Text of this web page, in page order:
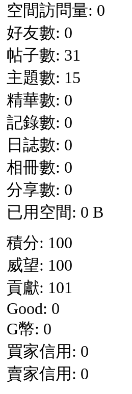
空間訪問量: 0
好友數: 0
帖子數: 31
主題數: 15
精華數: 0
記錄數: 0
日誌數: 0
相冊數: 0
分享數: 0
已用空間: 0 B
積分: 100
威望: 100
貢獻: 101
Good: 0
G幣: 0
買家信用: 0
賣家信用: 0